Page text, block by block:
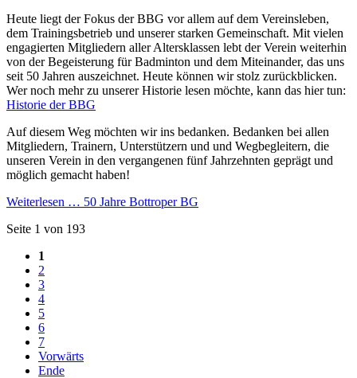
Heute liegt der Fokus der BBG vor allem auf dem Vereinsleben,
dem Trainingsbetrieb und unserer starken Gemeinschaft. Mit vielen
engagierten Mitgliedern aller Altersklassen lebt der Verein weiterhin
von der Begeisterung für Badminton und dem Miteinander, das uns
seit 50 Jahren auszeichnet. Heute können wir stolz zurückblicken.
Wer noch mehr zu unserer Historie lesen möchte, kann das hier tun:
Historie der BBG
Auf diesem Weg möchten wir ins bedanken. Bedanken bei allen
Mitgliedern, Trainern, Unterstützern und und Wegbegleitern, die
unseren Verein in den vergangenen fünf Jahrzehnten geprägt und
möglich gemacht haben!
Weiterlesen … 50 Jahre Bottroper BG
Seite 1 von 193
1
2
3
4
5
6
7
Vorwärts
Ende